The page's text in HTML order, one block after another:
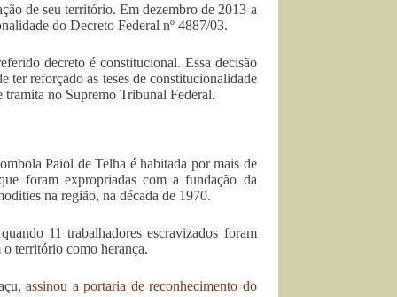
de seu território. Em dezembro de 2013 a
do Decreto Federal nº 4887/03.
decreto é constitucional. Essa decisão
ter reforçado as teses de constitucionalidade
no Supremo Tribunal Federal.
Paiol de Telha é habitada por mais de
foram expropriadas com a fundação da
na região, na década de 1970.
11 trabalhadores escravizados foram
território como herança.
assinou a portaria de reconhecimento do